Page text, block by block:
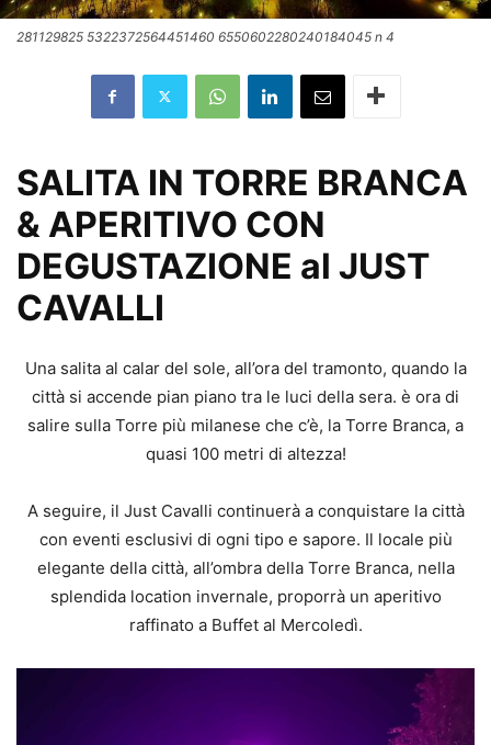
281129825 5322372564451460 6550602280240184045 n 4
SALITA IN TORRE BRANCA
& APERITIVO CON
DEGUSTAZIONE al JUST
CAVALLI
Una salita al calar del sole, all’ora del tramonto, quando la
città si accende pian piano tra le luci della sera. è ora di
salire sulla Torre più milanese che c’è, la Torre Branca, a
quasi 100 metri di altezza!
A seguire, il Just Cavalli continuerà a conquistare la città
con eventi esclusivi di ogni tipo e sapore. Il locale più
elegante della città, all’ombra della Torre Branca, nella
splendida location invernale, proporrà un aperitivo
raffinato a Buffet al Mercoledì.